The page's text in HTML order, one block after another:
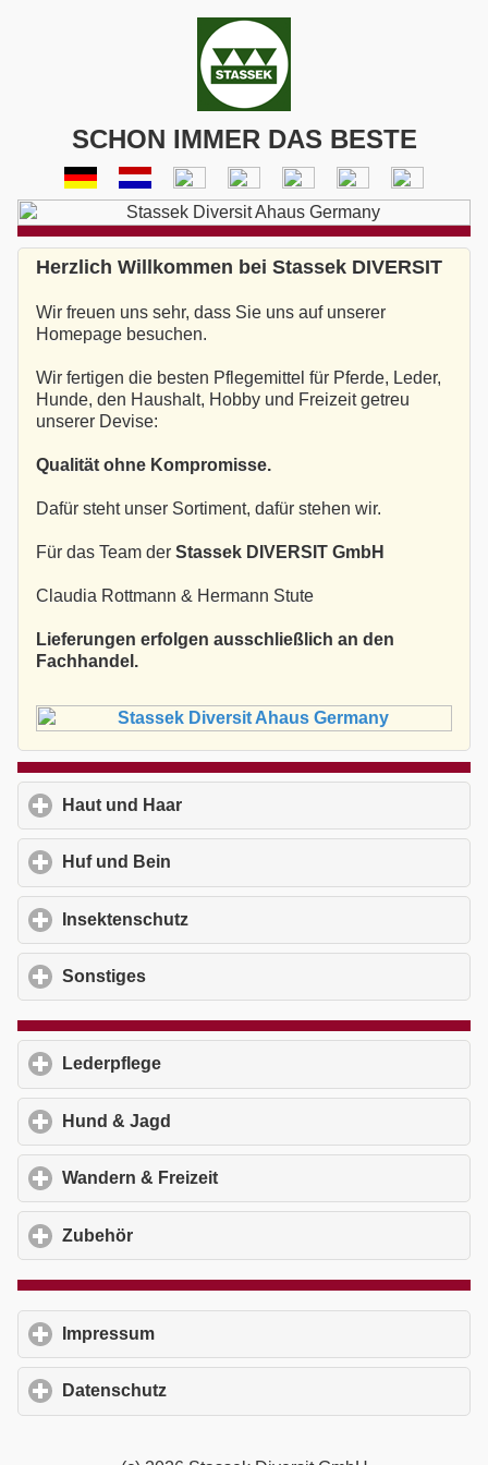
SCHON IMMER DAS BESTE
Herzlich Willkommen bei Stassek DIVERSIT
Wir freuen uns sehr, dass Sie uns auf unserer
Homepage besuchen.
Wir fertigen die besten Pflegemittel für Pferde, Leder,
Hunde, den Haushalt, Hobby und Freizeit getreu
unserer Devise:
Qualität ohne Kompromisse.
Dafür steht unser Sortiment, dafür stehen wir.
Für das Team der Stassek DIVERSIT GmbH
Claudia Rottmann & Hermann Stute
Lieferungen erfolgen ausschließlich an den
Fachhandel.
Haut und Haar
Huf und Bein
Insektenschutz
Sonstiges
Lederpflege
Hund & Jagd
Wandern & Freizeit
Zubehör
Impressum
Datenschutz